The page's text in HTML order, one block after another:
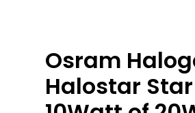
Osram
Halostar